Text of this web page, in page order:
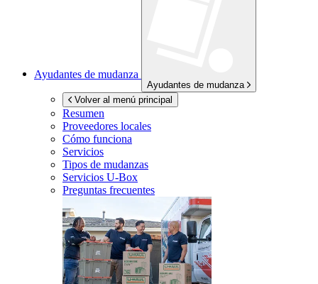
Ayudantes de mudanza
Ayudantes de mudanza
Volver al menú principal
Resumen
Proveedores locales
Cómo funciona
Servicios
Tipos de mudanzas
Servicios U-Box
Preguntas frecuentes